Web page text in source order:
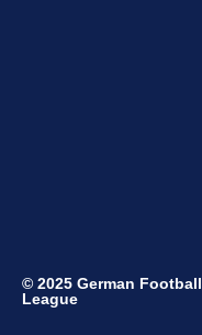
© 2025 German Football
League